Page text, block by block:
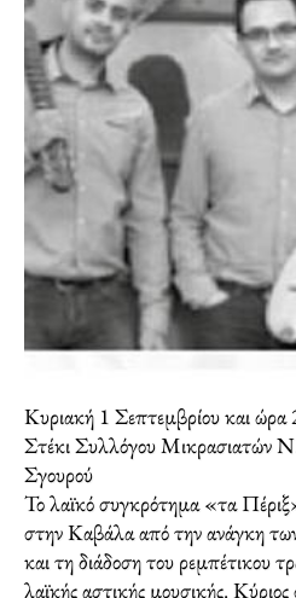
Κυριακή 1 Σεπτεμβρίου και
Στέκι Συλλόγου Μικρασιατών
Σγουρού
Το λαϊκό συγκρότημα «τα
στην Καβάλα από την ανάγκη
και τη διάδοση του ρεμπέτικου
λαϊκής αστικής μουσικής.